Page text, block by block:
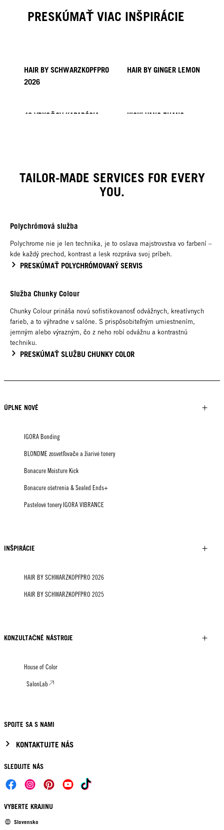
PRESKÚMAŤ VIAC INŠPIRÁCIE
HAIR BY SCHWARZKOPFPRO
2026
HAIR BY GINGER LEMON
40 VRKOČOV KAPADÓCIA KICKI YANG ZHANG
TAILOR-MADE SERVICES FOR EVERY
YOU.
Polychrómová služba
Polychrome nie je len technika, je to oslava majstrovstva vo farbení –
kde každý prechod, kontrast a lesk rozpráva svoj príbeh.
PRESKÚMAŤ POLYCHRÓMOVANÝ SERVIS
Služba Chunky Colour
Chunky Colour prináša novú sofistikovanosť odvážnych, kreatívnych
farieb, a to výhradne v salóne. S prispôsobiteľným umiestnením,
jemným alebo výrazným, čo z neho robí odvážnu a kontrastnú
techniku.
PRESKÚMAŤ SLUŽBU CHUNKY COLOR
ÚPLNE NOVÉ
IGORA Bonding
BLONDME zosvetľovače a žiarivé tonery
Bonacure Moisture Kick
Bonacure ošetrenia & Sealed Ends+
Pastelové tonery IGORA VIBRANCE
INŠPIRÁCIE
HAIR BY SCHWARZKOPFPRO 2026
HAIR BY SCHWARZKOPFPRO 2025
KONZULTAČNÉ NÁSTROJE
House of Color
SalonLab
SPOJTE SA S NAMI
KONTAKTUJTE NÁS
SLEDUJTE NÁS
VYBERTE KRAJINU
Slovensko